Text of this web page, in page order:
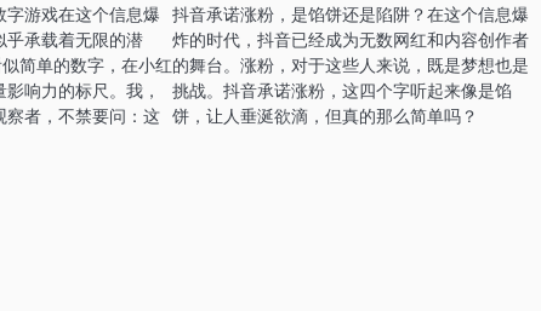
游戏在这个信息爆
乎承载着无限的潜
简单的数字，在小红
响力的标尺。我，
者，不禁要问：这
抖音承诺涨粉，是馅饼还是陷阱？在这个信息爆
炸的时代，抖音已经成为无数网红和内容创作者
的舞台。涨粉，对于这些人来说，既是梦想也是
挑战。抖音承诺涨粉，这四个字听起来像是馅
饼，让人垂涎欲滴，但真的那么简单吗？